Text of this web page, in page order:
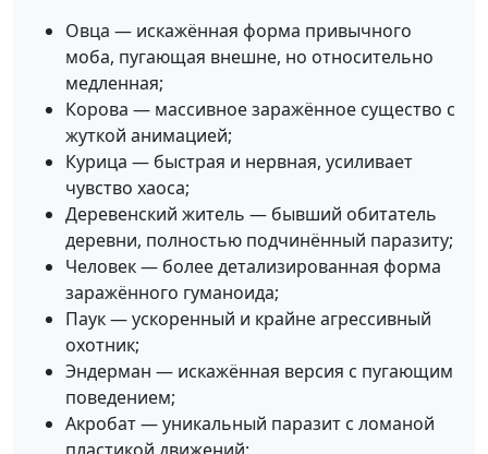
Овца — искажённая форма привычного
моба, пугающая внешне, но относительно
медленная;
Корова — массивное заражённое существо с
жуткой анимацией;
Курица — быстрая и нервная, усиливает
чувство хаоса;
Деревенский житель — бывший обитатель
деревни, полностью подчинённый паразиту;
Человек — более детализированная форма
заражённого гуманоида;
Паук — ускоренный и крайне агрессивный
охотник;
Эндерман — искажённая версия с пугающим
поведением;
Акробат — уникальный паразит с ломаной